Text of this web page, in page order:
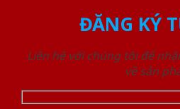
ĐĂNG KÝ
Liên hệ với chúng tôi để
về sản